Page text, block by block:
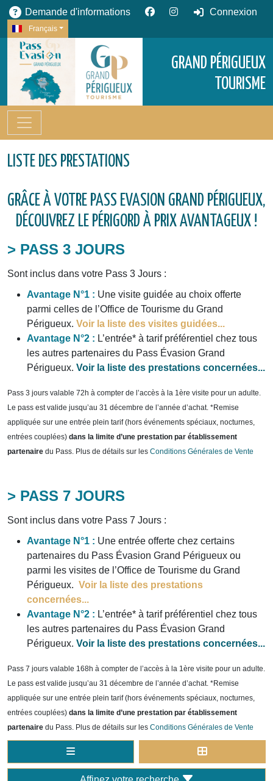
Demande d'informations Connexion
Français
GRAND PÉRIGUEUX
TOURISME
LISTE DES PRESTATIONS
GRÂCE À VOTRE PASS EVASION GRAND PÉRIGUEUX,
DÉCOUVREZ LE PÉRIGORD À PRIX AVANTAGEUX !
> PASS 3 JOURS
Sont inclus dans votre Pass 3 Jours :
Avantage N°1 : Une visite guidée au choix offerte
parmi celles de l’Office de Tourisme du Grand
Périgueux. Voir la liste des visites guidées...
Avantage N°2 : L’entrée* à tarif préférentiel chez tous
les autres partenaires du Pass Évasion Grand
Périgueux. Voir la liste des prestations concernées...
Pass 3 jours valable 72h à compter de l’accès à la 1ère visite pour un adulte.
Le pass est valide jusqu’au 31 décembre de l’année d’achat. *Remise
appliquée sur une entrée plein tarif (hors événements spéciaux, nocturnes,
entrées couplées) dans la limite d’une prestation par établissement
partenaire du Pass. Plus de détails sur les Conditions Générales de Vente
> PASS 7 JOURS
Sont inclus dans votre Pass 7 Jours :
Avantage N°1 : Une entrée offerte chez certains
partenaires du Pass Évasion Grand Périgueux ou
parmi les visites de l’Office de Tourisme du Grand
Périgueux. Voir la liste des prestations
concernées...
Avantage N°2 : L’entrée* à tarif préférentiel chez tous
les autres partenaires du Pass Évasion Grand
Périgueux. Voir la liste des prestations concernées...
Pass 7 jours valable 168h à compter de l’accès à la 1ère visite pour un adulte.
Le pass est valide jusqu’au 31 décembre de l’année d’achat. *Remise
appliquée sur une entrée plein tarif (hors événements spéciaux, nocturnes,
entrées couplées) dans la limite d’une prestation par établissement
partenaire du Pass. Plus de détails sur les Conditions Générales de Vente